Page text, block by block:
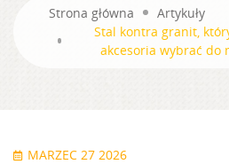
Strona główna
Artykuły
Stal kontra granit,
akcesoria wybrać do
MARZEC 27 2026